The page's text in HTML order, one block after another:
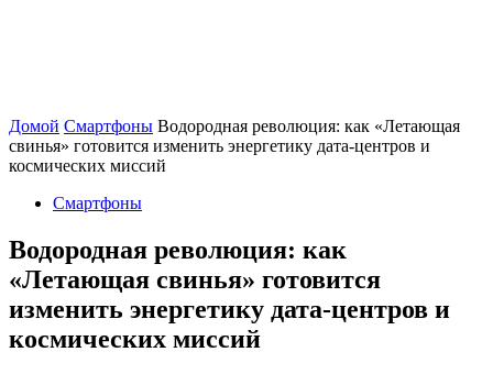
Домой Смартфоны Водородная революция: как «Летающая
свинья» готовится изменить энергетику дата-центров и
космических миссий
Смартфоны
Водородная революция: как
«Летающая свинья» готовится
изменить энергетику дата-центров и
космических миссий